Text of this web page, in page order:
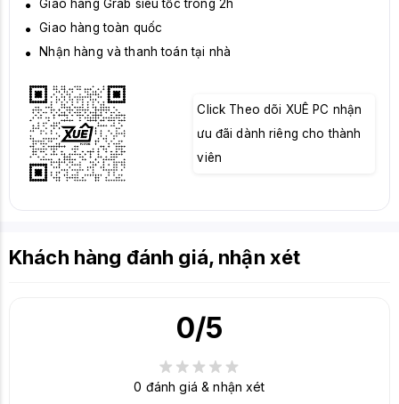
Giao hàng Grab siêu tốc trong 2h
Giao hàng toàn quốc
Nhận hàng và thanh toán tại nhà
Click Theo dõi XUÊ PC nhận
ưu đãi dành riêng cho thành
viên
Khách hàng đánh giá, nhận xét
0/5
0 đánh giá & nhận xét